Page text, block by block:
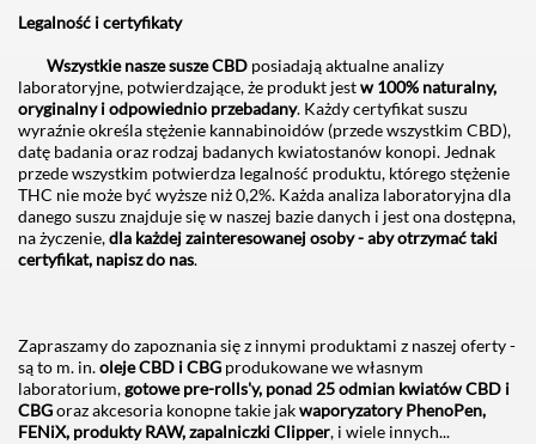
Legalność i certyfikaty
Wszystkie nasze susze CBD posiadają aktualne analizy
laboratoryjne, potwierdzające, że produkt jestw 100% naturalny,
oryginalny i odpowiednio przebadany. Każdy certyfikat suszu
wyraźnie określa stężenie kannabinoidów (przede wszystkim CBD),
datę badania oraz rodzaj badanych kwiatostanów konopi. Jednak
przede wszystkim potwierdza legalność produktu, którego stężenie
THC nie może być wyższe niż 0,2%. Każda analiza laboratoryjna dla
danego suszu znajduje się w naszej bazie danych i jest ona dostępna,
na życzenie,dla każdej zainteresowanej osoby - aby otrzymać taki
certyfikat, napisz do nas.
Zapraszamy do zapoznania się z innymi produktami z naszej oferty -
są to m. in.oleje CBD i CBG produkowane we własnym
laboratorium,gotowe pre-rolls'y, ponad 25 odmian kwiatów CBD i
CBGoraz akcesoria konopne takie jakwaporyzatory PhenoPen,
FENiX, produkty RAW, zapalniczki Clipper, i wiele innych...